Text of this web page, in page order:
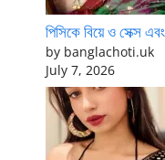
পিসিকে বিয়ে ও সেক্স
by banglachoti.uk
July 7, 2026